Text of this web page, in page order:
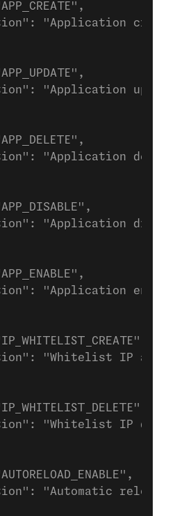
"Application
"Application
"Application
"Application
"Application
"Whitelist IP
"Whitelist IP
"Automatic reload